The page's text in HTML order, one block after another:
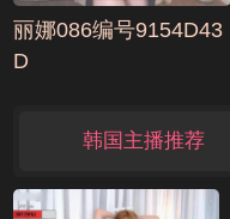
丽娜086编号9154D43
D
韩国主播推荐